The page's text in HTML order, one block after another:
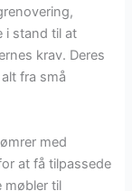
i stand til at
krav. Deres
fra små
med
at få tilpassede
møbler til